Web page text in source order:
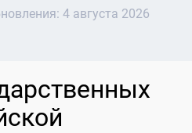
4 августа 2026